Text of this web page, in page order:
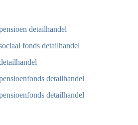
detailhandel
fonds detailhandel
detailhandel
detailhandel